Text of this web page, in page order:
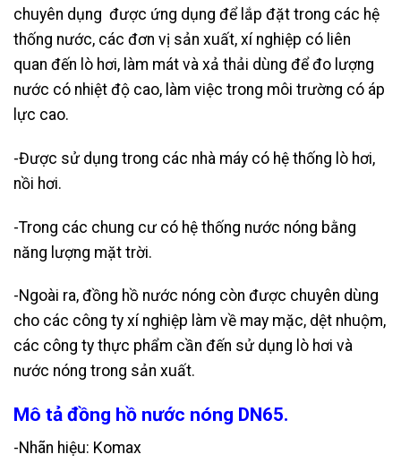
chuyên dụng được ứng dụng để lắp đặt trong các hệ
thống nước, các đơn vị sản xuất, xí nghiệp có liên
quan đến lò hơi, làm mát và xả thải dùng để đo lượng
nước có nhiệt độ cao, làm việc trong môi trường có áp
lực cao.
-Được sử dụng trong các nhà máy có hệ thống lò hơi,
nồi hơi.
-Trong các chung cư có hệ thống nước nóng bằng
năng lượng mặt trời.
-Ngoài ra, đồng hồ nước nóng còn được chuyên dùng
cho các công ty xí nghiệp làm về may mặc, dệt nhuộm,
các công ty thực phẩm cần đến sử dụng lò hơi và
nước nóng trong sản xuất.
Mô tả đồng hồ nước nóng DN65.
-Nhãn hiệu: Komax